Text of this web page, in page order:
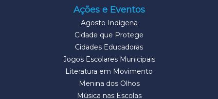
Ações e Eventos
Agosto Indígena
Cidade que Protege
Cidades Educadoras
Jogos Escolares Municipais
Literatura em Movimento
Menina dos Olhos
Música nas Escolas